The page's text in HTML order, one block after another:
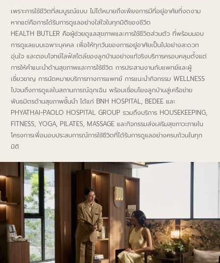
เพราะการใช้ชีวิตที่สมบูรณ์แบบ ไม่ได้หมายถึงเพียงการมีที่อยู่อาศัยที่งดงาม
หากแต่คือการได้รับการดูแลอย่างใส่ใจในทุกมิติของชีวิต
HEALTH BUTLER คือผู้ช่วยดูแลสุขภาพและการใช้ชีวิตส่วนตัว ที่พร้อมมอบ
การดูแลแบบเฉพาะบุคคล เพื่อให้ทุกวันของการอยู่อาศัยเป็นไปอย่างสะดวก
อุ่นใจ และตอบโจทย์ไลฟ์สไตล์ของลูกบ้านอย่างแท้จริงบริการครอบคลุมตั้งแต่
การให้คําแนะนําด้านสุขภาพและการใช้ชีวิต การประสานงานกับแพทย์และผู้
เชี่ยวชาญ การนัดหมายบริการทางการแพทย์ การแนะนํากิจกรรม WELLNESS
ไปจนถึงการดูแลในสถานการณ์ฉุกเฉิน พร้อมเชื่อมโยงลูกบ้านสู่เครือข่าย
พันธมิตรด้านสุขภาพชั้นนํา ได้แก่ BNH HOSPITAL, BEDEE และ
PHYATHAI-PAOLO HOSPITAL GROUP รวมถึงบริการ HOUSEKEEPING,
FITNESS, YOGA, PILATES, MASSAGE และกิจกรรมส่งเสริมสุขภาวะภายใน
โครงการเพื่อมอบประสบการณ์การใช้ชีวิตที่ได้รับการดูแลอย่างครบถ้วนในทุก
มิติ